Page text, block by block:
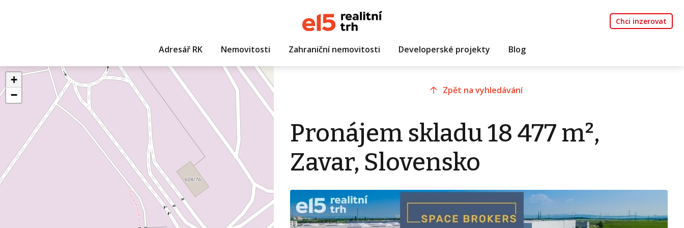
Chci inzerovat
Adresář RK Nemovitosti Zahraniční nemovitosti Developerské projekty Blog
+
−
Zpět na vyhledávání
Pronájem skladu 18 477 m²,
Zavar, Slovensko